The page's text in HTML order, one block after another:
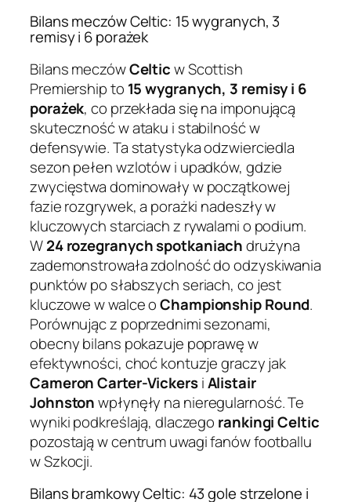
Bilans meczów Celtic: 15 wygranych, 3
remisy i 6 porażek
Bilans meczówCelticw Scottish
Premiership to 15 wygranych, 3 remisy i 6
porażek, co przekłada się na imponującą
skuteczność w ataku i stabilność w
defensywie. Ta statystyka odzwierciedla
sezon pełen wzlotów i upadków, gdzie
zwycięstwa dominowały w początkowej
fazie rozgrywek, a porażki nadeszły w
kluczowych starciach z rywalami o podium.
W24 rozegranych spotkaniachdrużyna
zademonstrowała zdolność do odzyskiwania
punktów po słabszych seriach, co jest
kluczowe w walce oChampionship Round.
Porównując z poprzednimi sezonami,
obecny bilans pokazuje poprawę w
efektywności, choć kontuzje graczy jak
Cameron Carter-VickersiAlistair
Johnstonwpłynęły na nieregularność. Te
wyniki podkreślają, dlaczego rankingi Celtic
pozostają w centrum uwagi fanów footballu
w Szkocji.
Bilans bramkowy Celtic: 43 gole strzelone i